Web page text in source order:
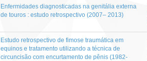
Enfermidades diagnosticadas na genitália externa
de touros : estudo retrospectivo (2007– 2013)
Estudo retrospectivo de fimose traumática em
equinos e tratamento utilizando a técnica de
circuncisão com encurtamento de pênis (1982-